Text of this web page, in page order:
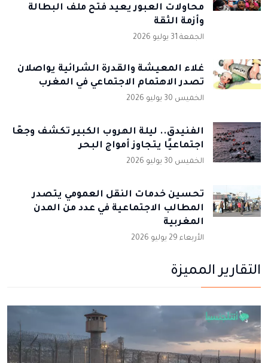
محاولات العبور يعيد فتح ملف البطالة
وأزمة الثقة
الجمعة 31 يوليو 2026
غلاء المعيشة والقدرة الشرائية يواصلان
تصدر الاهتمام الاجتماعي في المغرب
الخميس 30 يوليو 2026
الفنيدق.. ليلة الهروب الكبير تكشف وجعًا
اجتماعيًا يتجاوز أمواج البحر
الخميس 30 يوليو 2026
تحسين خدمات النقل العمومي يتصدر
المطالب الاجتماعية في عدد من المدن
المغربية
الأربعاء 29 يوليو 2026
التقارير المميزة